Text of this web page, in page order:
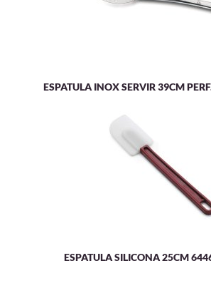
ESPATULA INOX SERVIR 39CM
ESPATULA SILICONA 25CM